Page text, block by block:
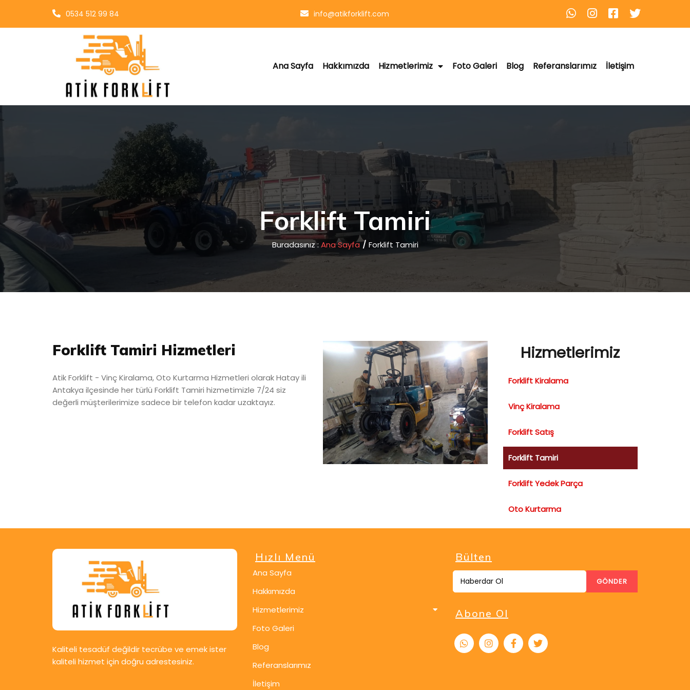
0534 512 99 84 info@atikforklift.com
Ana Sayfa Hakkımızda Hizmetlerimiz Foto Galeri Blog Referanslarımız İletişim
Forklift Tamiri
Buradasınız : Ana Sayfa / Forklift Tamiri
Forklift Tamiri Hizmetleri
Atik Forklift - Vinç Kiralama, Oto Kurtarma Hizmetleri olarak Hatay ili
Antakya ilçesinde her türlü Forklift Tamiri hizmetimizle 7/24 siz
değerli müşterilerimize sadece bir telefon kadar uzaktayız.
Hizmetlerimiz
Forklift Kiralama
Vinç Kiralama
Forklift Satış
Forklift Tamiri
Forklift Yedek Parça
Oto Kurtarma
Kaliteli tesadüf değildir tecrübe ve emek ister
kaliteli hizmet için doğru adrestesiniz.
Hızlı Menü
Ana Sayfa
Hakkımızda
Hizmetlerimiz
Foto Galeri
Blog
Referanslarımız
İletişim
Bülten
GÖNDER
Abone Ol